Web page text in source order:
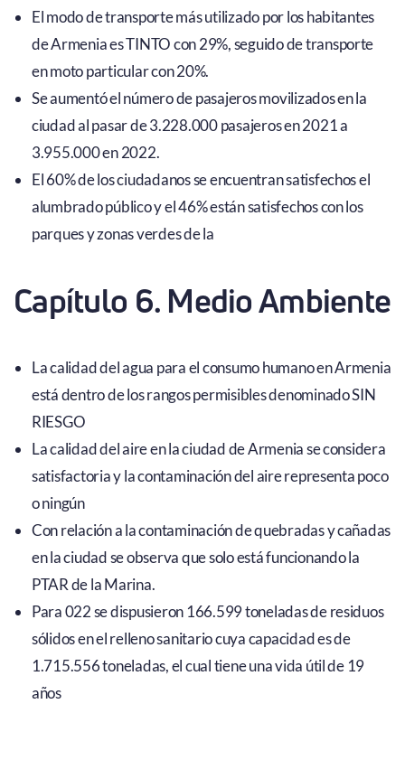
El modo de transporte más utilizado por los habitantes
de Armenia es TINTO con 29%, seguido de transporte
en moto particular con 20%.
Se aumentó el número de pasajeros movilizados en la
ciudad al pasar de 3.228.000 pasajeros en 2021 a
3.955.000 en 2022.
El 60% de los ciudadanos se encuentran satisfechos el
alumbrado público y el 46% están satisfechos con los
parques y zonas verdes de la
Capítulo 6. Medio Ambiente
La calidad del agua para el consumo humano en Armenia
está dentro de los rangos permisibles denominado SIN
RIESGO
La calidad del aire en la ciudad de Armenia se considera
satisfactoria y la contaminación del aire representa poco
o ningún
Con relación a la contaminación de quebradas y cañadas
en la ciudad se observa que solo está funcionando la
PTAR de la Marina.
Para 022 se dispusieron 166.599 toneladas de residuos
sólidos en el relleno sanitario cuya capacidad es de
1.715.556 toneladas, el cual tiene una vida útil de 19
años